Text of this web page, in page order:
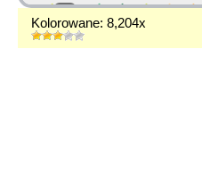
Kolorowane: 8,204x